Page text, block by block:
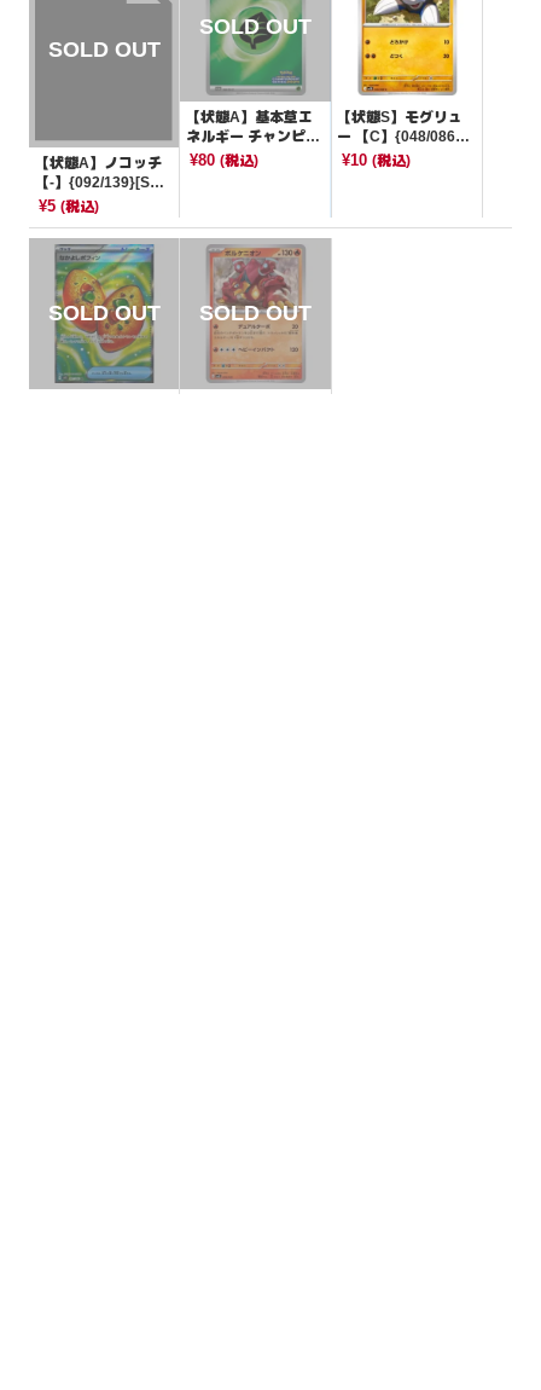
【状態A】ノコッチ
【-】{092/139}[SV
D]
¥5 (税込)
【状態A】基本草エ
ネルギー チャンピオ
ンズリーグ2024
¥80(税込)
【状態S】モグリュ
ー 【C】{048/086}
[SV11B]
¥10 (税込)